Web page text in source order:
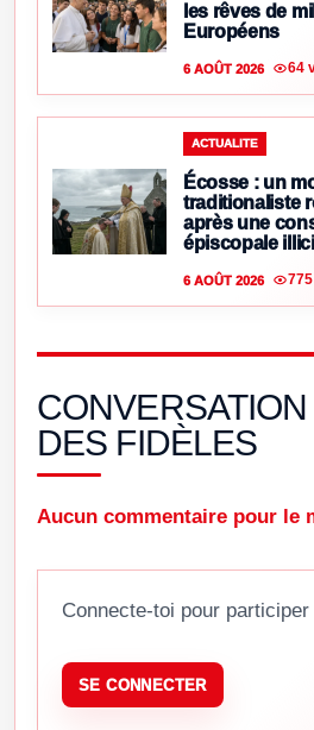
les rêves de
Européens
6 AOÛT 2026 64
ACTUALITE
Écosse : un
traditionaliste
après une
épiscopale
6 AOÛT 2026
CONVERSATION
DES FIDÈLES
Aucun commentaire pour le
Connecte-toi pour
SE CONNECTER